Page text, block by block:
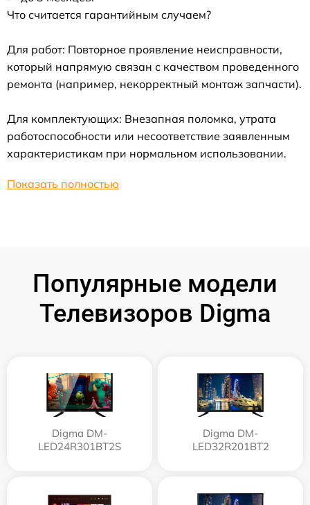
Что считается гарантийным случаем?
Для работ: Повторное проявление неисправности,
который напрямую связан с качеством проведенного
ремонта (например, некорректный монтаж запчасти).
Для комплектующих: Внезапная поломка, утрата
работоспособности или несоответствие заявленным
характеристикам при нормальном использовании.
Показать полностью
Популярные модели
Телевизоров Digma
Digma DM-
LED24R301BT2S
Digma DM-
LED32R201BT2